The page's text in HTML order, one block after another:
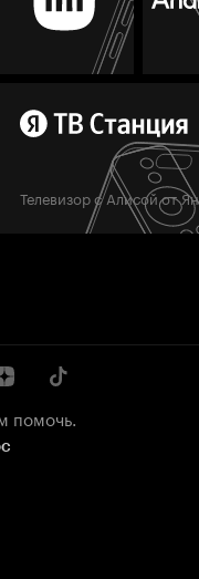
Телевизор с Алисой от
помочь.